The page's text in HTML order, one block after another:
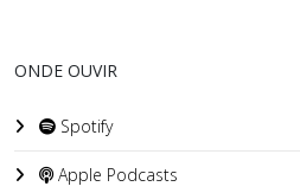
ONDE OUVIR
Spotify
Apple Podcasts